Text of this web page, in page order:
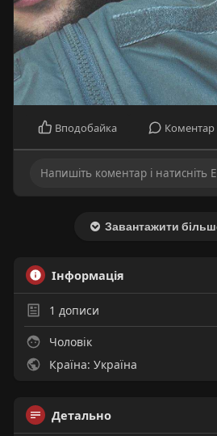
Вподобайка Коментар
Завантажити
Інформація
1 дописи
Чоловік
Країна: Україна
Детально